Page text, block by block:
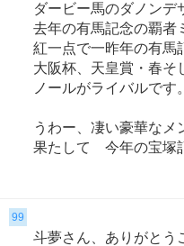
ダービー馬のダノンデ
去年の有馬記念の覇者
紅一点で一昨年の有馬
大阪杯、天皇賞・春
ノールがライバルです。
うわー、凄い豪華なメ
果たして 今年の宝塚
99
斗夢さん、ありがとう